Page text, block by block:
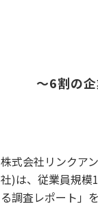
～6割の
株式会社リンクア
社)は、従業員規模
る調査レポート」